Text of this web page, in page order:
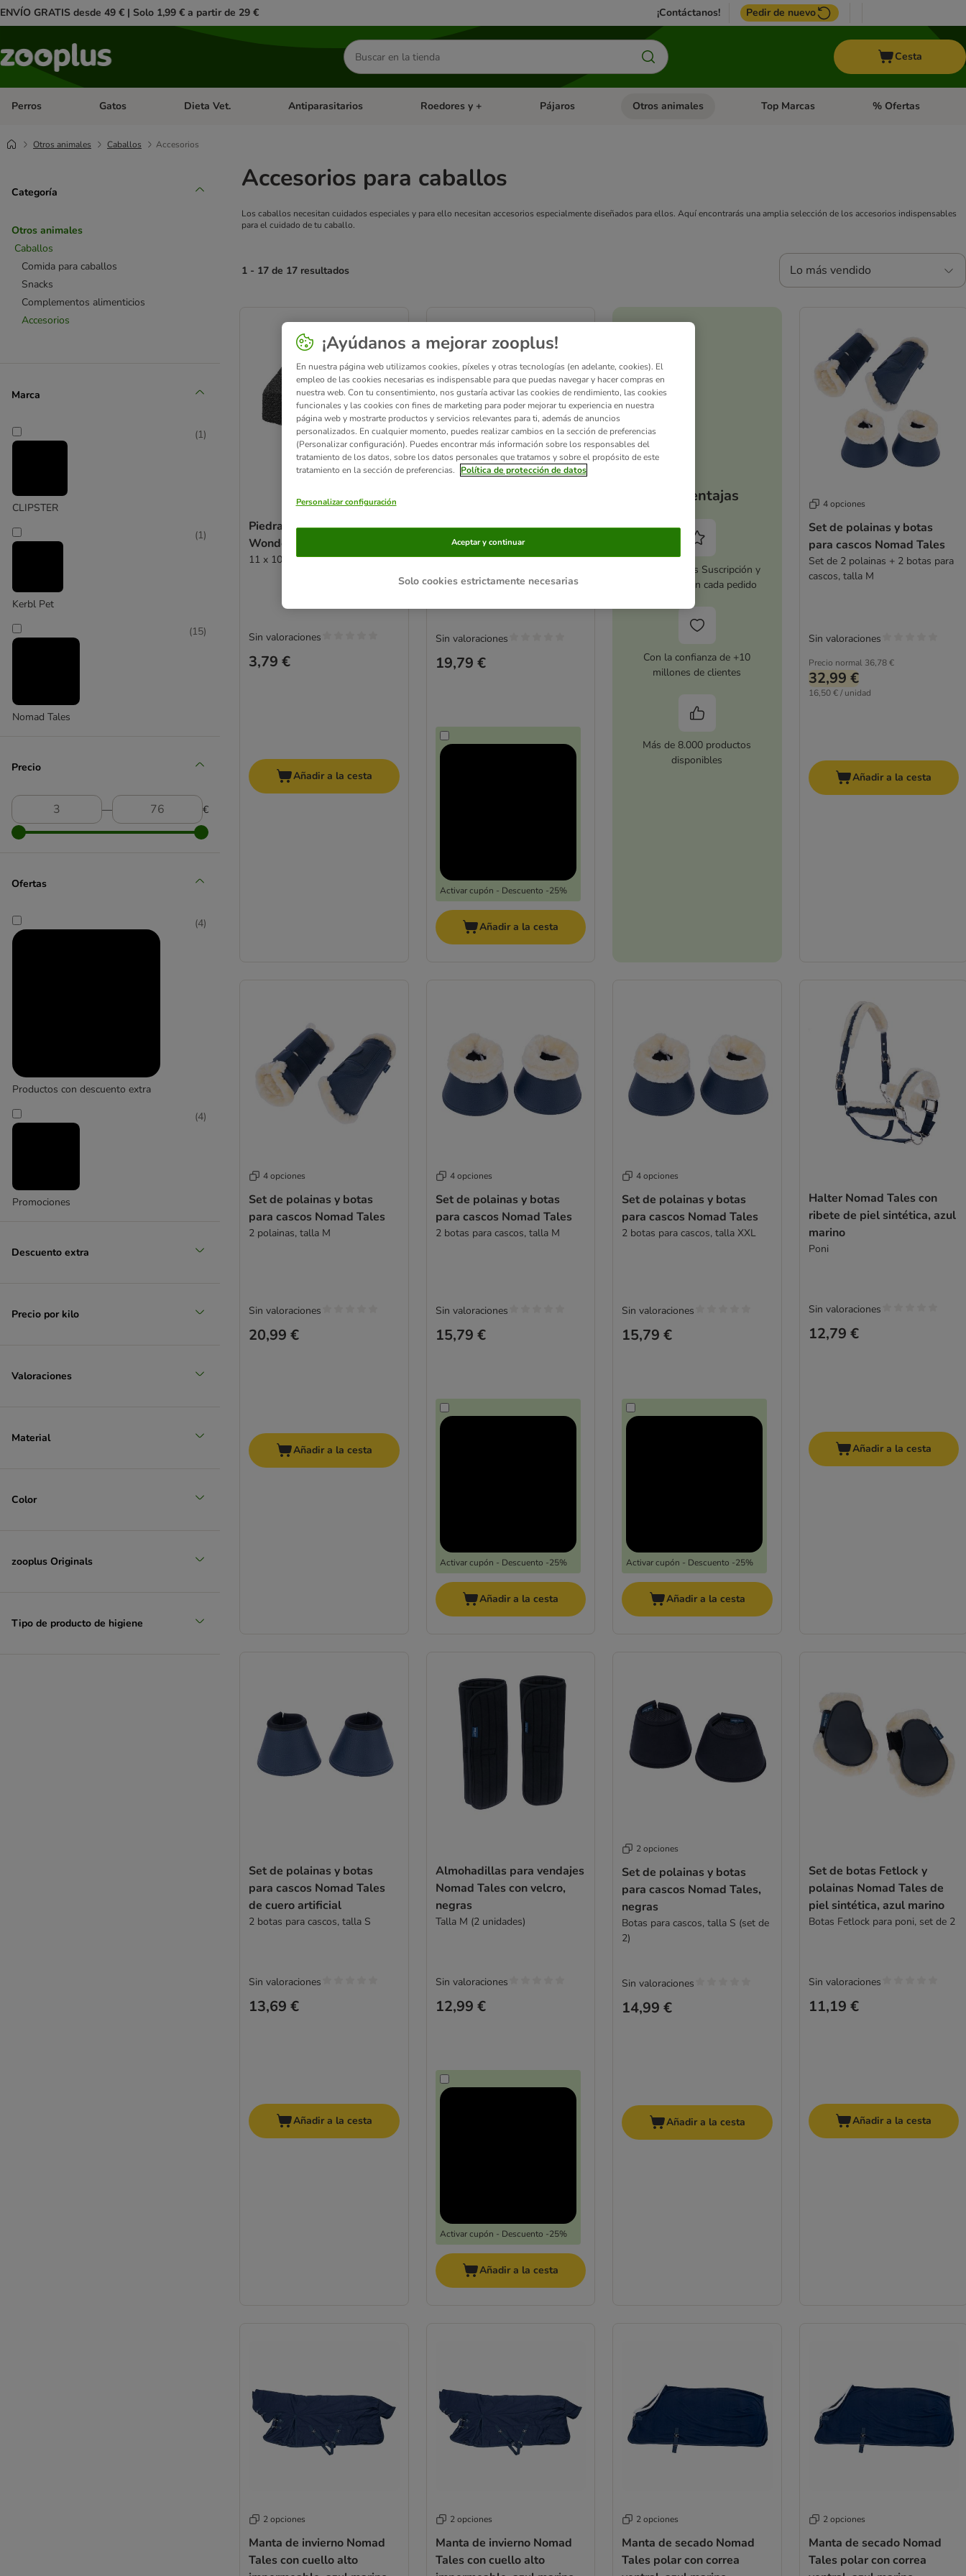
ENVÍO GRATIS desde 49 € | Solo 1,99 € a partir de 29 € ¡Contáctanos! Pedir de nuevo
Buscar
productos
Cesta
Perros Menú de categoria abierto: Perros
Gatos Menú de categoria abierto: Gatos
Dieta Vet. Menú de categoria abierto: Dieta Vet.
Antiparasitarios Menú de categoria abierto: Antiparasitarios
Roedores y + Menú de categoria abierto: Roedores y +
Pájaros Menú de categoria abierto: Pájaros
Otros animales Menú de categoria abierto: Otros animales
Top Marcas Menú de categoria
% Ofertas
Otros animales Caballos Accesorios
Categoría
Otros animales
Caballos
Comida para caballos
Snacks
Complementos alimenticios
Accesorios
Marca
CLIPSTER
(1)
Kerbl Pet
(1)
Nomad Tales
(15)
Precio
― €
Ofertas
Productos con descuento extra
(4)
Promociones
(4)
Descuento extra
Precio por kilo
Valoraciones
Material
Color
zooplus Originals
Tipo de producto de higiene
Accesorios para caballos
Los caballos necesitan cuidados especiales y para ello necesitan accesorios especialmente diseñados para ellos. Aquí encontrarás una amplia selección de los accesorios indispensables
para el cuidado de tu caballo.
1 - 17 de 17 resultados Lo más vendido
Piedra limpiadora Kerbl Pet
WonderStone para el pelaje
11 x 10 x 4 cm (L x An x Al)
3,79 €
Sin valoraciones
Añadir a la cesta
Set de polainas y botas
para cascos Nomad Tales,
negras
Polainas, talla M (set de 2)
19,79 €
Activar cupón - Descuento -25%
Sin valoraciones
Añadir a la cesta
Tus ventajas
Activa zooplus Suscripción y
ahorra 5 % en cada pedido
Con la confianza de +10
millones de clientes
Más de 8.000 productos
disponibles
4 opciones
Set de polainas y botas
para cascos Nomad Tales
Set de 2 polainas + 2 botas para
cascos, talla M
Precio normal 36,78 €
32,99 €
16,50 € / unidad
Sin valoraciones
Añadir a la cesta
4 opciones
Set de polainas y botas
para cascos Nomad Tales
2 polainas, talla M
20,99 €
Sin valoraciones
Añadir a la cesta
4 opciones
Set de polainas y botas
para cascos Nomad Tales
2 botas para cascos, talla M
15,79 €
Activar cupón - Descuento -25%
Sin valoraciones
Añadir a la cesta
4 opciones
Set de polainas y botas
para cascos Nomad Tales
2 botas para cascos, talla XXL
15,79 €
Activar cupón - Descuento -25%
Sin valoraciones
Añadir a la cesta
Halter Nomad Tales con
ribete de piel sintética, azul
marino
Poni
12,79 €
Sin valoraciones
Añadir a la cesta
Set de polainas y botas
para cascos Nomad Tales
de cuero artificial
2 botas para cascos, talla S
13,69 €
Sin valoraciones
Añadir a la cesta
Almohadillas para vendajes
Nomad Tales con velcro,
negras
Talla M (2 unidades)
12,99 €
Activar cupón - Descuento -25%
Sin valoraciones
Añadir a la cesta
2 opciones
Set de polainas y botas
para cascos Nomad Tales,
negras
Botas para cascos, talla S (set de
2)
14,99 €
Sin valoraciones
Añadir a la cesta
Set de botas Fetlock y
polainas Nomad Tales de
piel sintética, azul marino
Botas Fetlock para poni, set de 2
11,19 €
Sin valoraciones
Añadir a la cesta
2 opciones
Manta de invierno Nomad
Tales con cuello alto
2 opciones
Manta de invierno Nomad
Tales con cuello alto
2 opciones
Manta de secado Nomad
Tales polar con correa
2 opciones
Manta de secado Nomad
Tales polar con correa
¡Ayúdanos a mejorar zooplus!
En nuestra página web utilizamos cookies, píxeles y otras tecnologías (en adelante, cookies). El
empleo de las cookies necesarias es indispensable para que puedas navegar y hacer compras en
nuestra web. Con tu consentimiento, nos gustaría activar las cookies de rendimiento, las cookies
funcionales y las cookies con fines de marketing para poder mejorar tu experiencia en nuestra
página web y mostrarte productos y servicios relevantes para ti, además de anuncios
personalizados. En cualquier momento, puedes realizar cambios en la sección de preferencias
(Personalizar configuración). Puedes encontrar más información sobre los responsables del
tratamiento de los datos, sobre los datos personales que tratamos y sobre el propósito de este
tratamiento en la sección de preferencias.
Política de protección de datos
Personalizar configuración
Solo cookies estrictamente necesarias
Aceptar y continuar